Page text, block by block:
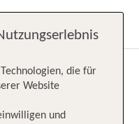
die für
Website
und